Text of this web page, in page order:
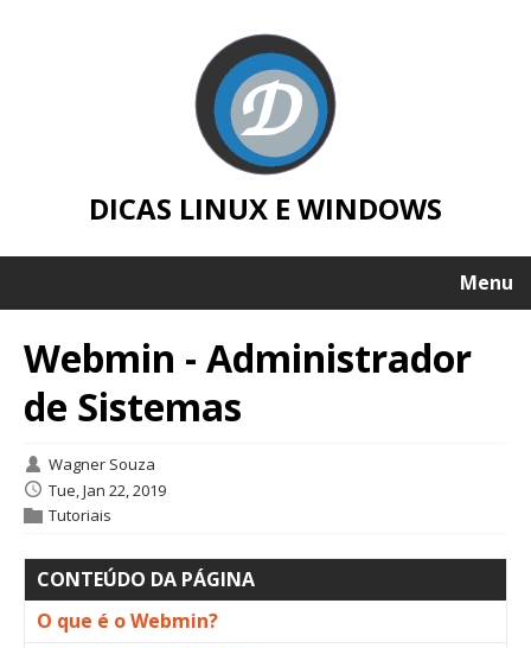
DICAS LINUX E WINDOWS
Menu
Webmin - Administrador
de Sistemas
Wagner Souza
Tue, Jan 22, 2019
Tutoriais
CONTEÚDO DA PÁGINA
O que é o Webmin?